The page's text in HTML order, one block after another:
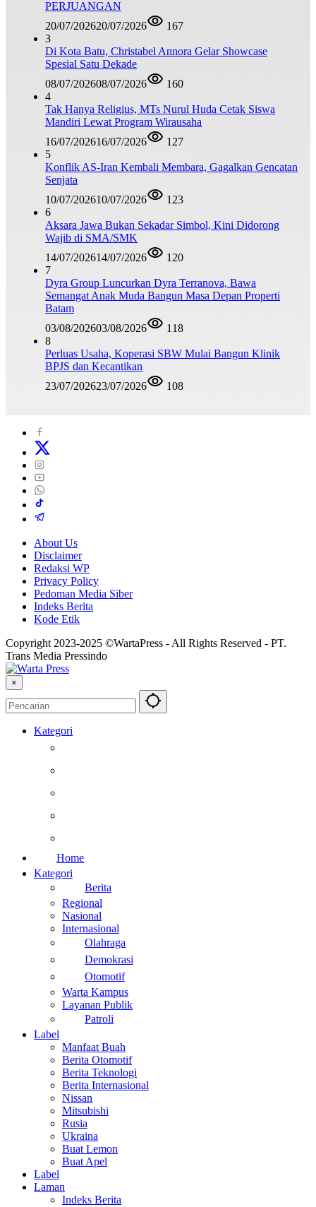
PERJUANGAN
20/07/202620/07/2026
167
3
Di Kota Batu, Christabel Annora Gelar Showcase
Spesial Satu Dekade
08/07/202608/07/2026
160
4
Tak Hanya Religius, MTs Nurul Huda Cetak Siswa
Mandiri Lewat Program Wirausaha
16/07/202616/07/2026
127
5
Konflik AS-Iran Kembali Membara, Gagalkan Gencatan
Senjata
10/07/202610/07/2026
123
6
Aksara Jawa Bukan Sekadar Simbol, Kini Didorong
Wajib di SMA/SMK
14/07/202614/07/2026
120
7
Dyra Group Luncurkan Dyra Terranova, Bawa
Semangat Anak Muda Bangun Masa Depan Properti
Batam
03/08/202603/08/2026
118
8
Perluas Usaha, Koperasi SBW Mulai Bangun Klinik
BPJS dan Kecantikan
23/07/202623/07/2026 108
About Us
Disclaimer
Redaksi WP
Privacy Policy
Pedoman Media Siber
Indeks Berita
Kode Etik
Copyright 2023-2025 ©WartaPress - All Rights Reserved - PT.
Trans Media Pressindo
×
Kategori
Home
Kategori
Berita
Regional
Nasional
Internasional
Olahraga
Demokrasi
Otomotif
Warta Kampus
Layanan Publik
Patroli
Label
Manfaat Buah
Berita Otomotif
Berita Teknologi
Berita Internasional
Nissan
Mitsubishi
Rusia
Ukraina
Buat Lemon
Buat Apel
Label
Laman
Indeks Berita